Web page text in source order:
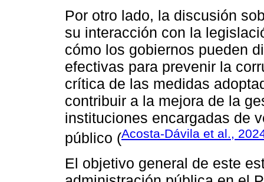
Por otro lado, la discusión
su interacción con la
cómo los gobiernos pueden
efectivas para prevenir la
crítica de las medidas
contribuir a la mejora de la
instituciones encargadas de
público (Acosta-Dávila et al.,
El objetivo general de este